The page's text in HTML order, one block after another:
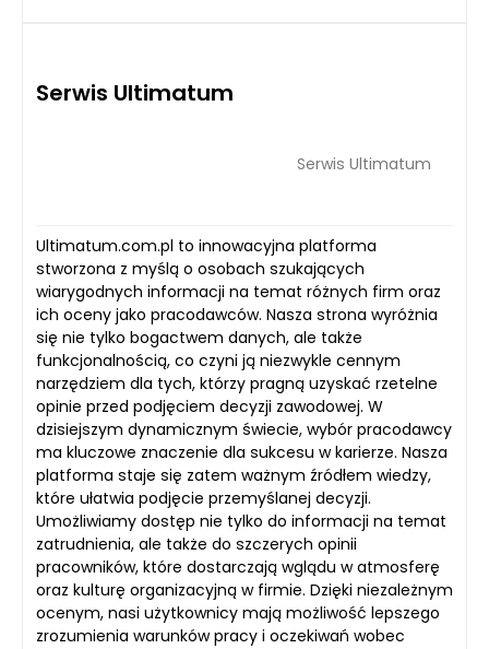
Serwis Ultimatum
Serwis Ultimatum
Ultimatum.com.pl to innowacyjna platforma
stworzona z myślą o osobach szukających
wiarygodnych informacji na temat różnych firm oraz
ich oceny jako pracodawców. Nasza strona wyróżnia
się nie tylko bogactwem danych, ale także
funkcjonalnością, co czyni ją niezwykle cennym
narzędziem dla tych, którzy pragną uzyskać rzetelne
opinie przed podjęciem decyzji zawodowej. W
dzisiejszym dynamicznym świecie, wybór pracodawcy
ma kluczowe znaczenie dla sukcesu w karierze. Nasza
platforma staje się zatem ważnym źródłem wiedzy,
które ułatwia podjęcie przemyślanej decyzji.
Umożliwiamy dostęp nie tylko do informacji na temat
zatrudnienia, ale także do szczerych opinii
pracowników, które dostarczają wglądu w atmosferę
oraz kulturę organizacyjną w firmie. Dzięki niezależnym
ocenym, nasi użytkownicy mają możliwość lepszego
zrozumienia warunków pracy i oczekiwań wobec